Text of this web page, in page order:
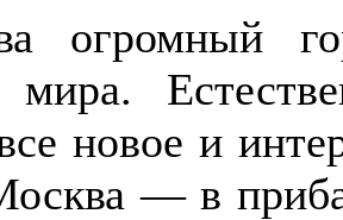
огромный
мира.
новое и
— в